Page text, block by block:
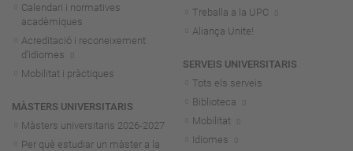
Calendari i normatives
acadèmiques
Acreditació i reconeixement
d'idiomes
Mobilitat i pràctiques
MÀSTERS UNIVERSITARIS
Màsters universitaris 2026-2027
Per què estudiar un màster a la
Treballa a la UPC
Aliança Unite!
SERVEIS UNIVERSITARIS
Tots els serveis
Biblioteca
Mobilitat
Idiomes